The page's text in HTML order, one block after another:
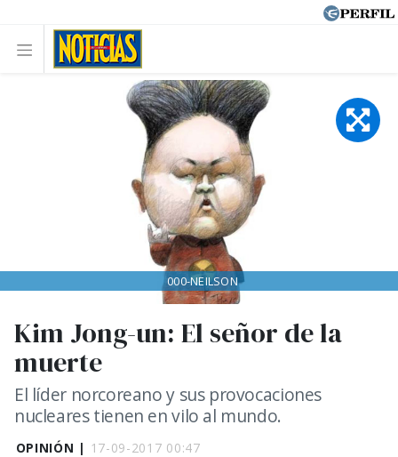
OPINIÓN | 17-09-2017 00:47
Kim Jong-un: El señor de la
muerte
El líder norcoreano y sus provocaciones
nucleares tienen en vilo al mundo.
000-NEILSON